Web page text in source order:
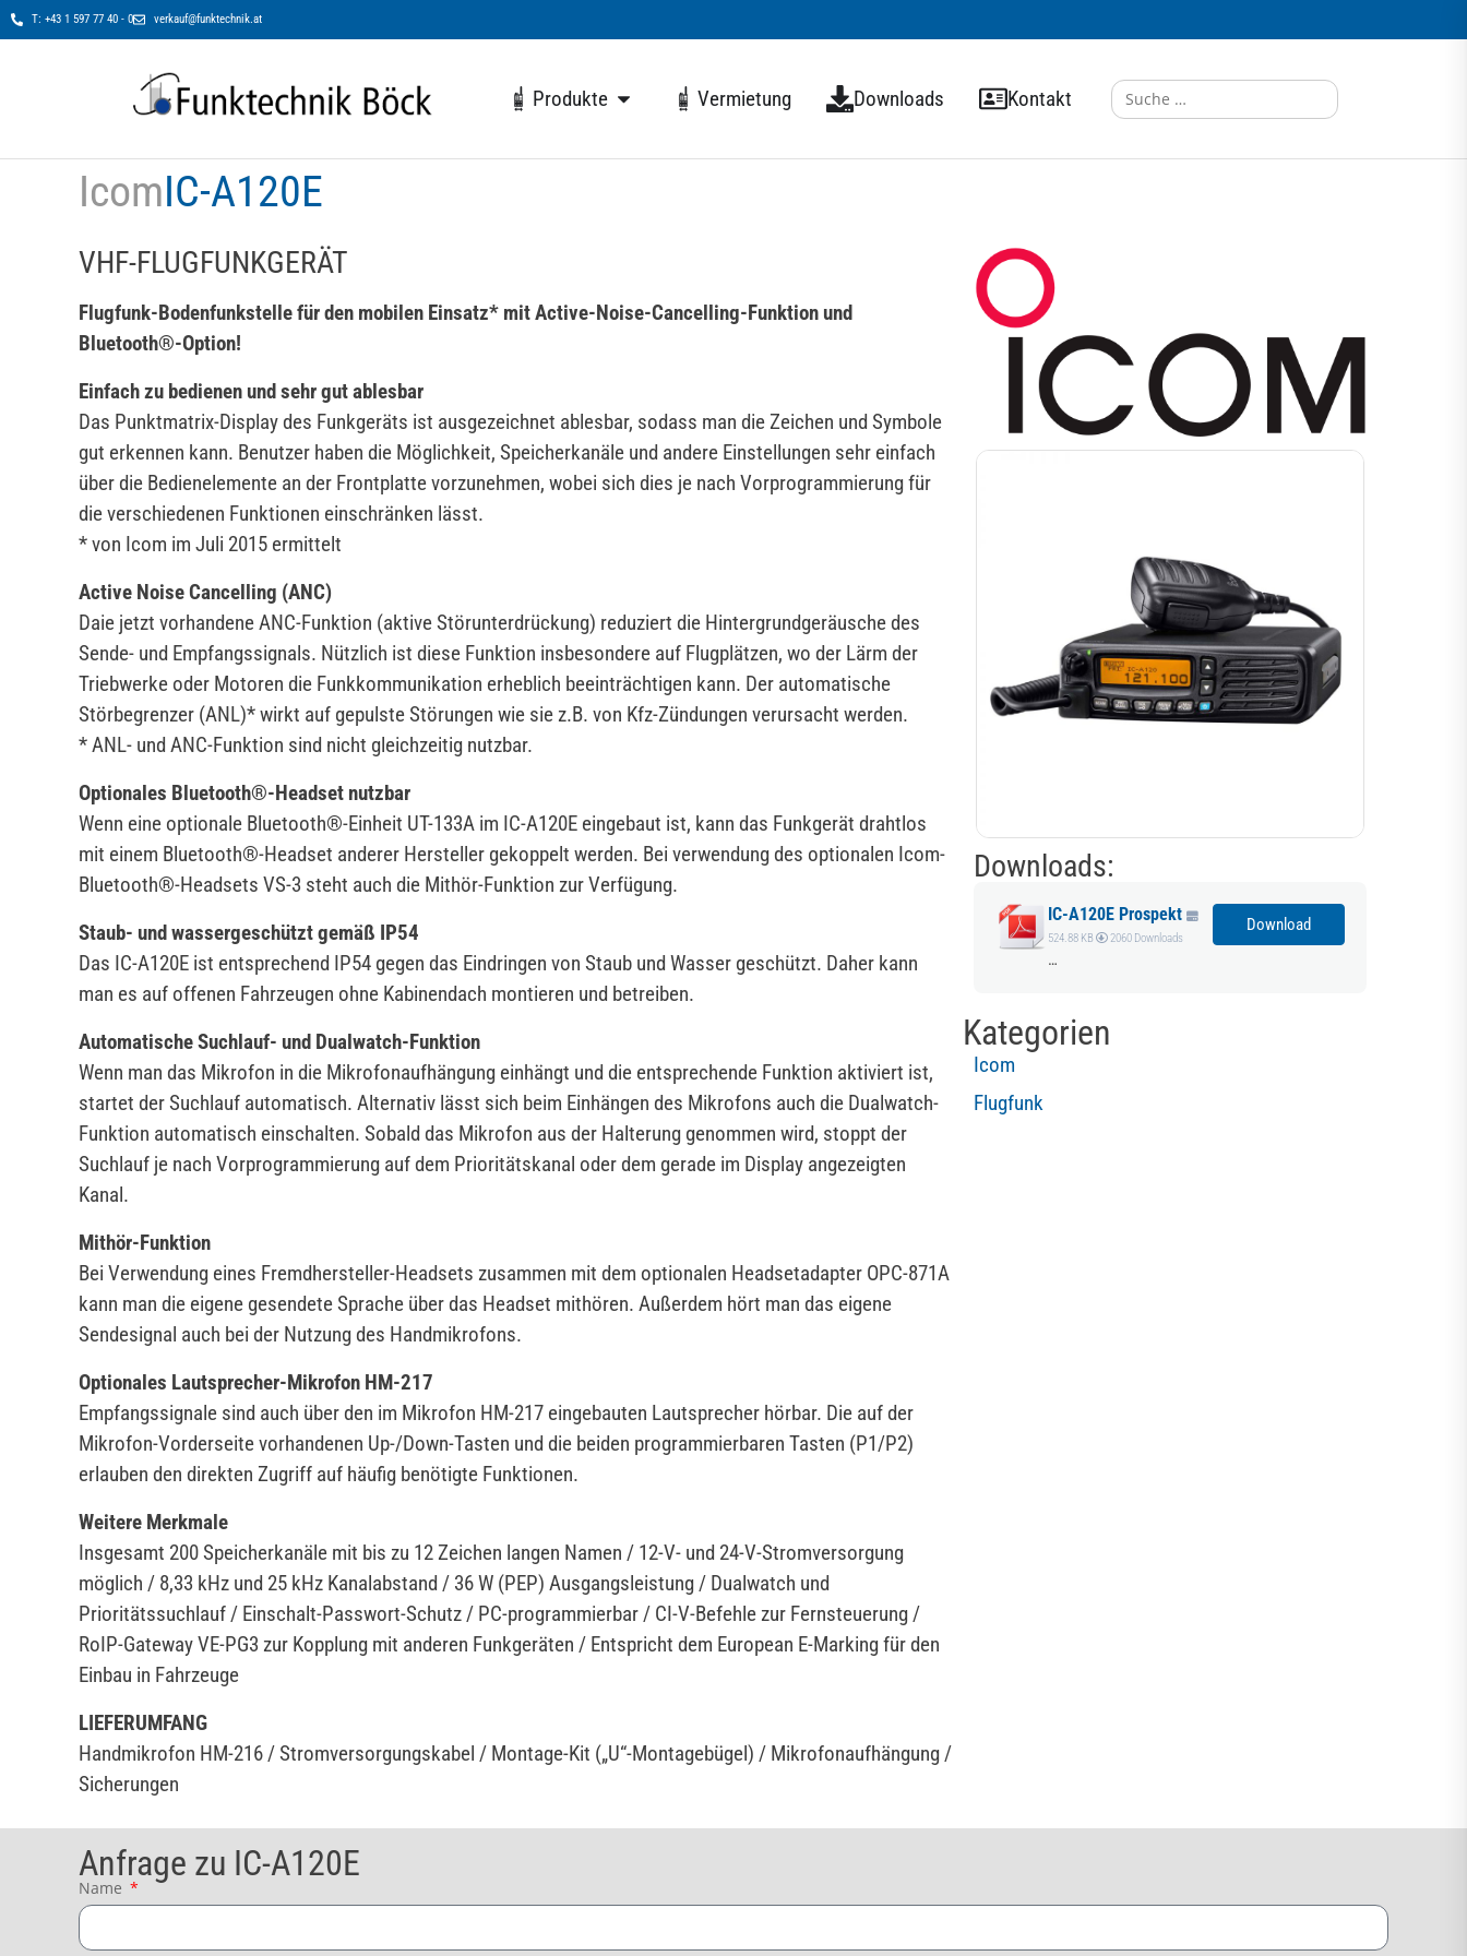
T: +43 1 597 77 40 - 0 verkauf@funktechnik.at
Produkte Vermietung Downloads Kontakt
Search
for:
IcomIC-A120E
VHF-FLUGFUNKGERÄT
Flugfunk-Bodenfunkstelle für den mobilen Einsatz* mit Active-Noise-Cancelling-Funktion und
Bluetooth®-Option!
Einfach zu bedienen und sehr gut ablesbar
Das Punktmatrix-Display des Funkgeräts ist ausgezeichnet ablesbar, sodass man die Zeichen und Symbole
gut erkennen kann. Benutzer haben die Möglichkeit, Speicherkanäle und andere Einstellungen sehr einfach
über die Bedienelemente an der Frontplatte vorzunehmen, wobei sich dies je nach Vorprogrammierung für
die verschiedenen Funktionen einschränken lässt.
* von Icom im Juli 2015 ermittelt
Active Noise Cancelling (ANC)
Daie jetzt vorhandene ANC-Funktion (aktive Störunterdrückung) reduziert die Hintergrundgeräusche des
Sende- und Empfangssignals. Nützlich ist diese Funktion insbesondere auf Flugplätzen, wo der Lärm der
Triebwerke oder Motoren die Funkkommunikation erheblich beeinträchtigen kann. Der automatische
Störbegrenzer (ANL)* wirkt auf gepulste Störungen wie sie z.B. von Kfz-Zündungen verursacht werden.
* ANL- und ANC-Funktion sind nicht gleichzeitig nutzbar.
Optionales Bluetooth®-Headset nutzbar
Wenn eine optionale Bluetooth®-Einheit UT-133A im IC-A120E eingebaut ist, kann das Funkgerät drahtlos
mit einem Bluetooth®-Headset anderer Hersteller gekoppelt werden. Bei verwendung des optionalen Icom-
Bluetooth®-Headsets VS-3 steht auch die Mithör-Funktion zur Verfügung.
Staub- und wassergeschützt gemäß IP54
Das IC-A120E ist entsprechend IP54 gegen das Eindringen von Staub und Wasser geschützt. Daher kann
man es auf offenen Fahrzeugen ohne Kabinendach montieren und betreiben.
Automatische Suchlauf- und Dualwatch-Funktion
Wenn man das Mikrofon in die Mikrofonaufhängung einhängt und die entsprechende Funktion aktiviert ist,
startet der Suchlauf automatisch. Alternativ lässt sich beim Einhängen des Mikrofons auch die Dualwatch-
Funktion automatisch einschalten. Sobald das Mikrofon aus der Halterung genommen wird, stoppt der
Suchlauf je nach Vorprogrammierung auf dem Prioritätskanal oder dem gerade im Display angezeigten
Kanal.
Mithör-Funktion
Bei Verwendung eines Fremdhersteller-Headsets zusammen mit dem optionalen Headsetadapter OPC-871A
kann man die eigene gesendete Sprache über das Headset mithören. Außerdem hört man das eigene
Sendesignal auch bei der Nutzung des Handmikrofons.
Optionales Lautsprecher-Mikrofon HM-217
Empfangssignale sind auch über den im Mikrofon HM-217 eingebauten Lautsprecher hörbar. Die auf der
Mikrofon-Vorderseite vorhandenen Up-/Down-Tasten und die beiden programmierbaren Tasten (P1/P2)
erlauben den direkten Zugriff auf häufig benötigte Funktionen.
Weitere Merkmale
Insgesamt 200 Speicherkanäle mit bis zu 12 Zeichen langen Namen / 12-V- und 24-V-Stromversorgung
möglich / 8,33 kHz und 25 kHz Kanalabstand / 36 W (PEP) Ausgangsleistung / Dualwatch und
Prioritätssuchlauf / Einschalt-Passwort-Schutz / PC-programmierbar / CI-V-Befehle zur Fernsteuerung /
RoIP-Gateway VE-PG3 zur Kopplung mit anderen Funkgeräten / Entspricht dem European E-Marking für den
Einbau in Fahrzeuge
LIEFERUMFANG
Handmikrofon HM-216 / Stromversorgungskabel / Montage-Kit („U“-Montagebügel) / Mikrofonaufhängung /
Sicherungen
Downloads:
IC-A120E Prospekt
524.88 KB 2060 Downloads
…
Download
Kategorien
Icom
Flugfunk
Anfrage zu IC-A120E
Name